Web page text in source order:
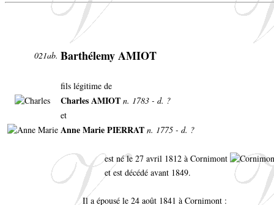
021ab. Barthélemy AMIOT
fils légitime de
Charles AMIOT n. 1783 - d. ?
et
Anne Marie PIERRAT n. 1775 - d. ?
est né le 27 avril 1812 à Cornimont
et est décédé avant 1849.
Il a épousé le 24 août 1841 à Cornimont :